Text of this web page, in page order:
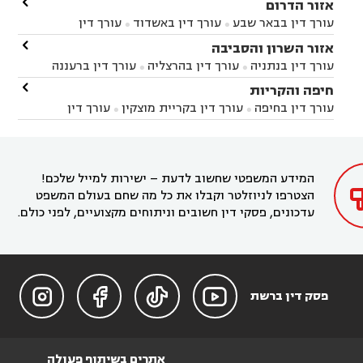
אזור הדרום
עורך דין בבאר שבע  עורך דין באשדוד 
עורך דין
באשקלון
עורך דין בבאר טוביה עורך דין בגן יבנה
עורך דין בניר הבנים עורך דין בערד
זיקים
עורך דין בנתיבות עורך דין בקרית מלאכי
אזור השרון והסביבה
עורך דין בנתניה  עורך דין בהרצליה  עורך דין ברעננה
עורך דין בחדרה עורך דין בכפר סבא
עורך דין בהוד
השרון
עורך דין באבן יהודה
עורך דין בחריש  עורך דין בקיסריה  עורך דין בקדימה

חיפה והקריות
עורך דין בחיפה  עורך דין בקריית מוצקין 
עורך דין
בקרית מוצקין
עורך דין בקריית אתא
עורך דין

המידע המשפטי שחשוב לדעת – ישירות למייל שלכם!
הצטרפו לניוזלטר וקבלו את כל מה שחם בעולם המשפט
עדכונים, פסקי דין חשובים וניתוחים מקצועיים, לפני כולם.
פסק דין ברשת 



אתרים בשיתוף פעולה